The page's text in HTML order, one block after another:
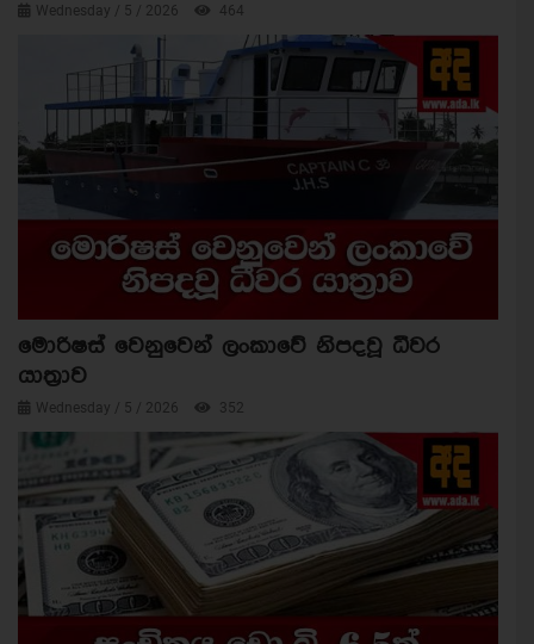
Wednesday / 5 / 2026 464
මොරිෂස් වෙනුවෙන් ලංකාවේ නිපදවූ ධීවර
යාත්‍රාව
Wednesday / 5 / 2026 352